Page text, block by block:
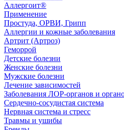
Аллергоит®
Применение
Простуда, ОРВИ, Грипп
Аллергии и кожные заболевания
Артрит (Артроз)
Геморрой
Детские болезни
Женские болезни
Мужские болезни
Лечение зависимостей
Заболевания ЛОР-органов и
Сердечно-сосудистая система
Нервная система и стресс
Травмы и ушибы